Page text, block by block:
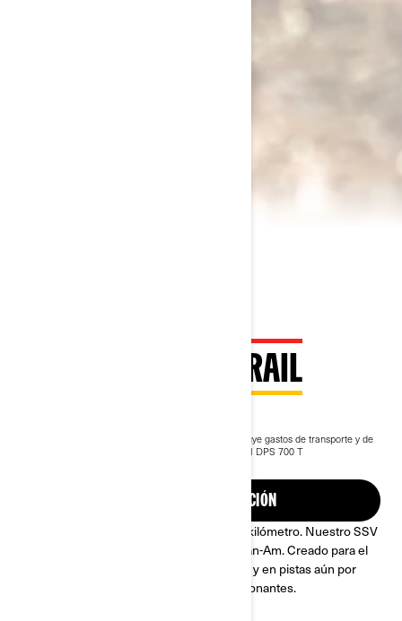
2023 MAVERICK TRAIL
El precio de entrada del pack incluye IVA, pero excluye gastos de transporte y de
*Se muestra el paquete Maverick Trail DPS 700 T
SOLICITA UNA COTIZACIÓN
Ponte cómodo y conduce hasta el último kilómetro. Nuestro SSV
más estrecho con el exclusivo ADN de Can-Am. Creado para el
máximo rendimiento en escapadas largas y en pistas aún por
explorar, con capacidades fiables y emocionantes.